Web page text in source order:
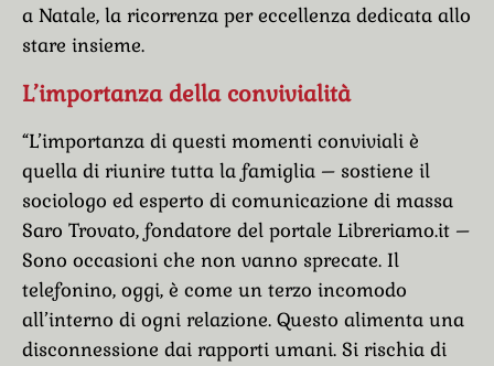
a Natale, la ricorrenza per eccellenza dedicata allo
stare insieme.
L’importanza della convivialità
“L’importanza di questi momenti conviviali è
quella di riunire tutta la famiglia – sostiene il
sociologo ed esperto di comunicazione di massa
Saro Trovato, fondatore del portale Libreriamo.it –
Sono occasioni che non vanno sprecate. Il
telefonino, oggi, è come un terzo incomodo
all’interno di ogni relazione. Questo alimenta una
disconnessione dai rapporti umani. Si rischia di